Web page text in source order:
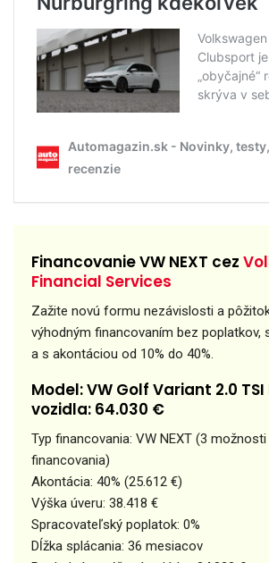
Financovanie VW NEXT cez
Financial Services
Zažite novú formu nezávislosti a
výhodným financovaním bez poplatkov,
a s akontáciou od 10% do 40%.
Model: VW Golf Variant 2.0
vozidla: 64.030 €
Typ financovania: VW NEXT (3
financovania)
Akontácia: 40% (25.612 €)
Výška úveru: 38.418 €
Spracovateľský poplatok: 0%
Dĺžka splácania: 36 mesiacov